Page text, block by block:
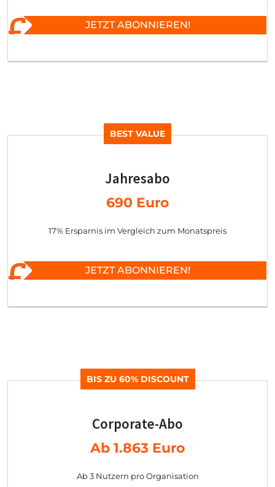
JETZT ABONNIEREN!
BEST VALUE
Jahresabo
690 Euro
17% Ersparnis im Vergleich zum Monatspreis
JETZT ABONNIEREN!
BIS ZU 60% DISCOUNT
Corporate-Abo
Ab 1.863 Euro
Ab 3 Nutzern pro Organisation